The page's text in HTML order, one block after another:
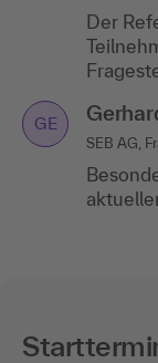
Der
GE
SEB AG,